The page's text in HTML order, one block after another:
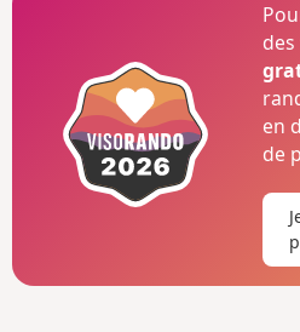
des
en
de